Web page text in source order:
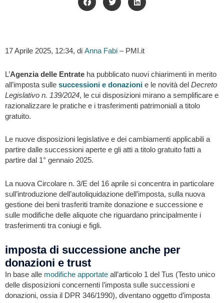
17 Aprile 2025, 12:34, di Anna Fabi – PMI.it
L’Agenzia delle Entrate ha pubblicato nuovi chiarimenti in merito
all’imposta sulle successioni e donazioni e le novità del Decreto
Legislativo n. 139/2024, le cui disposizioni mirano a semplificare e
razionalizzare le pratiche e i trasferimenti patrimoniali a titolo
gratuito.
Le nuove disposizioni legislative e dei cambiamenti applicabili a
partire dalle successioni aperte e gli atti a titolo gratuito fatti a
partire dal 1° gennaio 2025.
La nuova Circolare n. 3/E del 16 aprile si concentra in particolare
sull’introduzione dell’autoliquidazione dell’imposta, sulla nuova
gestione dei beni trasferiti tramite donazione e successione e
sulle modifiche delle aliquote che riguardano principalmente i
trasferimenti tra coniugi e figli.
imposta di successione anche per
donazioni e trust
In base alle modifiche apportate all’articolo 1 del Tus (Testo unico
delle disposizioni concernenti l’imposta sulle successioni e
donazioni, ossia il DPR 346/1990), diventano oggetto d’imposta